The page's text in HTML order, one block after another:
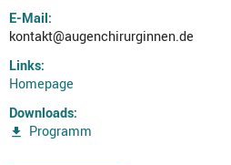
E-Mail:
kontakt@augenchirurginnen.de
Links:
Homepage
Downloads:
Programm